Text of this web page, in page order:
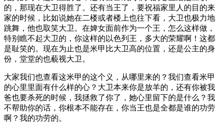
的，那现在大卫得胜了。还有当王了，要祝福家里人的目的来
家的时候，比如说她在二楼或者楼上也往下看，大卫也极力地
跳舞，他也取笑大卫。在婢女面前作为一个王，怎么这样做，
特别瞧不起大卫的，你这样的以色列王，多大的荣耀啊！这都
是耻笑的。现在为止也是米甲比大卫高的位置，还是公主的身
份，堂堂的也藐视大卫。
大家我们也查看这米甲的这个义，从哪里来的？我们查看米甲
的心里里面有什么样的心？大卫本来你是放羊的，还有你被我
爸也要杀死的时候，我拯救了你了，她心里留下的是什么？我
不帮助你的话，你根本不能存在，你当王也是全都是谁的功劳
啊？我的功劳的。